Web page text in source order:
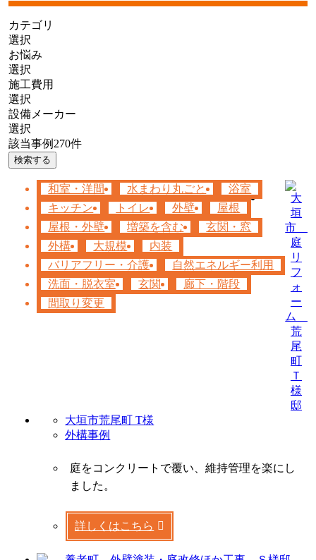
カテゴリ
選択
お悩み
選択
施工費用
選択
設備メーカー
選択
該当事例 270件
検索する
和室・洋間 水まわり丸ごと
浴室
キッチン
トイレ 外壁
屋根
屋根・外壁
増築を含む
玄関・窓
外構
大規模
内装
バリアフリー・介護
自然エネルギー利用
洗面・脱衣室
玄関
廊下・階段
間取り変更
大垣市荒尾町 T様
外構事例
庭をコンクリートで覆い、維持管理を楽にし
ました。
詳しくはこちら